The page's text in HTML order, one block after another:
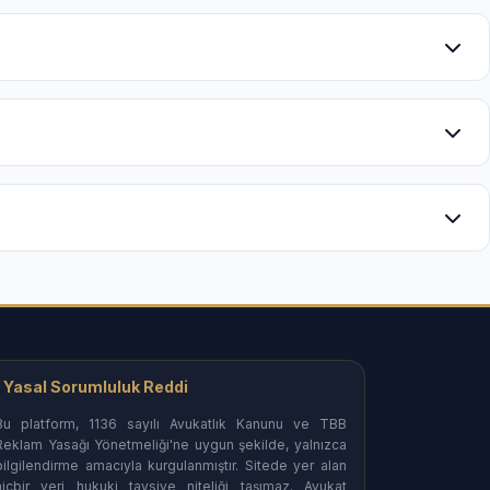
işlenmesi ve yasal olarak geçerli sayılması
Aile Mahkemeleri nezdinde profesyonel yönetim.
Yasal Sorumluluk Reddi
platform, 1136 sayılı Avukatlık Kanunu ve TBB
Yasağı Yönetmeliği'ne uygun şekilde, yalnızca
amacıyla kurgulanmıştır. Sitede yer alan
veri hukuki tavsiye niteliği taşımaz. Avukat